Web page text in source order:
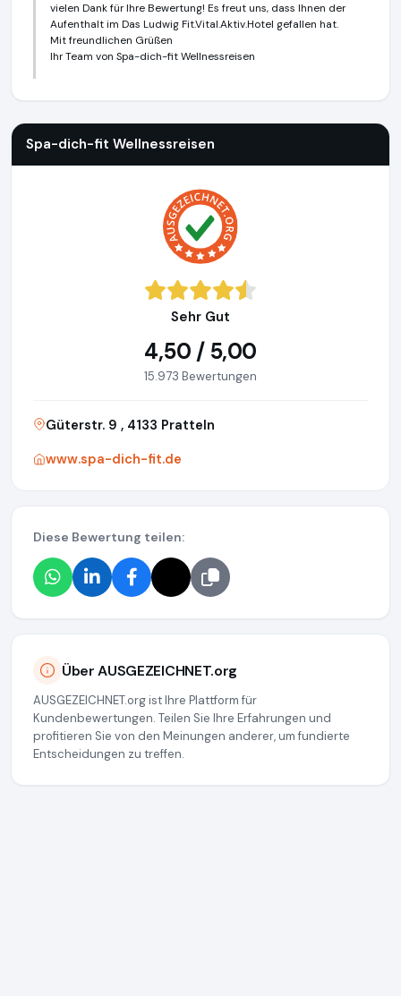
vielen Dank für Ihre Bewertung! Es freut uns, dass Ihnen der
Aufenthalt im Das Ludwig Fit.Vital.Aktiv.Hotel gefallen hat.
Mit freundlichen Grüßen
Ihr Team von Spa-dich-fit Wellnessreisen
Spa-dich-fit Wellnessreisen
Sehr Gut
4,50 / 5,00
15.973 Bewertungen
Güterstr. 9 , 4133 Pratteln
www.spa-dich-fit.de
Diese Bewertung teilen:
Über AUSGEZEICHNET.org
AUSGEZEICHNET.org ist Ihre Plattform für
Kundenbewertungen. Teilen Sie Ihre Erfahrungen und
profitieren Sie von den Meinungen anderer, um fundierte
Entscheidungen zu treffen.